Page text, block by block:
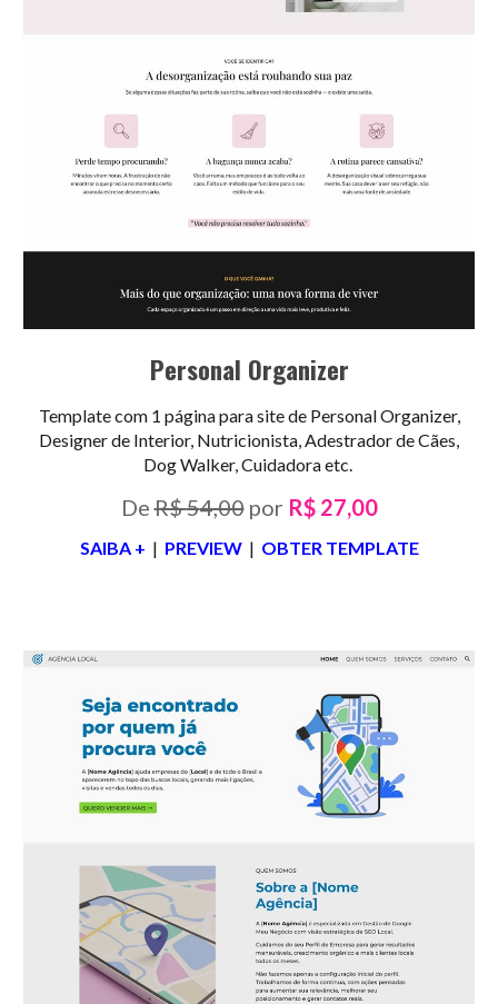
Personal Organizer
Template com 1 página para site de Personal Organizer,
Designer de Interior, Nutricionista, Adestrador de Cães,
Dog Walker, Cuidadoraetc.
DeR$54,00por R$ 27,00
SAIBA + | PREVIEW| OBTER TEMPLATE